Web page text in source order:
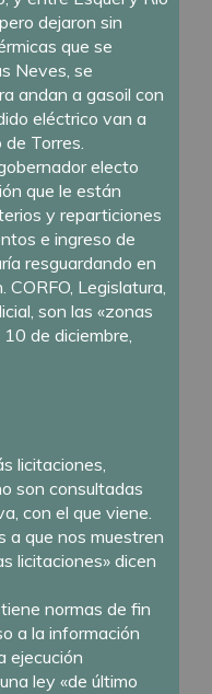
dejaron sin
que se
Neves, se
andan a gasoil con
eléctrico van a
de Torres.
electo
que le están
y reparticiones
e ingreso de
resguardando en
CORFO, Legislatura,
son las «zonas
de diciembre,
licitaciones,
son consultadas
con el que viene.
a que nos muestren
licitaciones» dicen
normas de fin
a la información
ejecución
ley «de último